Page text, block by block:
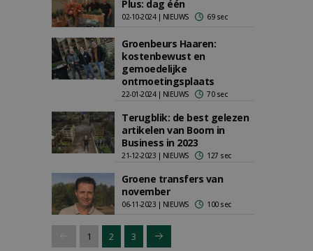
Plus: dag één
02-10-2024 | NIEUWS 69 sec
Groenbeurs Haaren:
kostenbewust en
gemoedelijke
ontmoetingsplaats
22-01-2024 | NIEUWS 70 sec
Terugblik: de best gelezen
artikelen van Boom in
Business in 2023
21-12-2023 | NIEUWS 127 sec
Groene transfers van
november
06-11-2023 | NIEUWS 100 sec
1 2 3